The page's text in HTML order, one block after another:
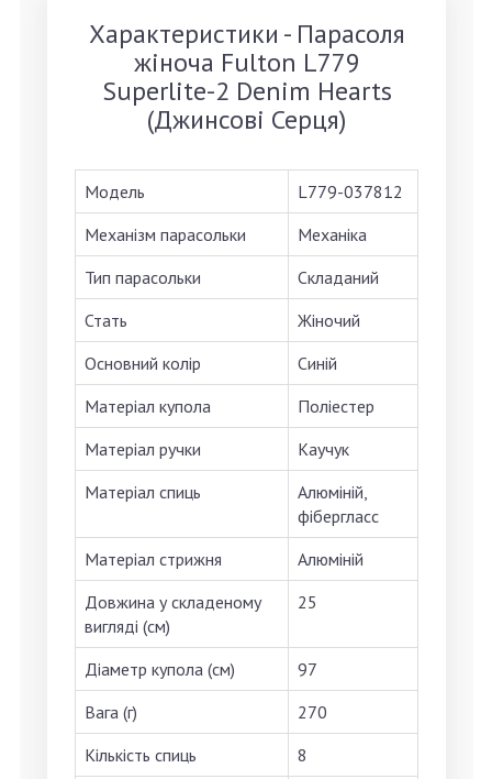
Характеристики - Парасоля
жіноча Fulton L779
Superlite-2 Denim Hearts
(Джинсові Серця)
Модель
L779-037812
Механізм парасольки
Механіка
Тип парасольки
Складаний
Стать
Жіночий
Основний колір
Синій
Матеріал купола
Поліестер
Матеріал ручки
Каучук
Матеріал спиць
Алюміній,
фібергласс
Матеріал стрижня
Алюміній
Довжина у складеному
вигляді (см)
25
Діаметр купола (см)
97
Вага (г)
270
Кількість спиць
8